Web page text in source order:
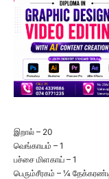
இறால் – 20
வெங்காயம் – 1
பச்சை மிளகாய் – 1
பெரும்சீரகம் – ¼